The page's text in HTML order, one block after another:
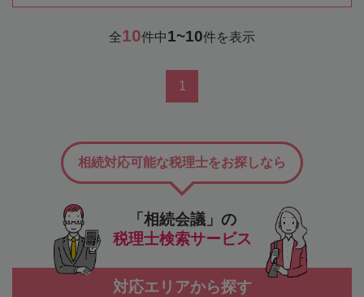
全10件中1~10件を表示
1
「相続会議」の
税理士検索サービス
相続対応可能な税理士をお探しなら
対応エリアから探す